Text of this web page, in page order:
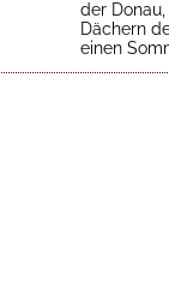
der
Dächern
einen